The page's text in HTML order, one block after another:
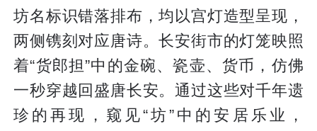
坊名标识错落排布，均以宫灯造型呈现，
两侧镌刻对应唐诗。长安街市的灯笼映照
着“货郎担”中的金碗、瓷壶、货币，仿佛
一秒穿越回盛唐长安。通过这些对千年遗
珍的再现，窥见“坊”中的安居乐业，